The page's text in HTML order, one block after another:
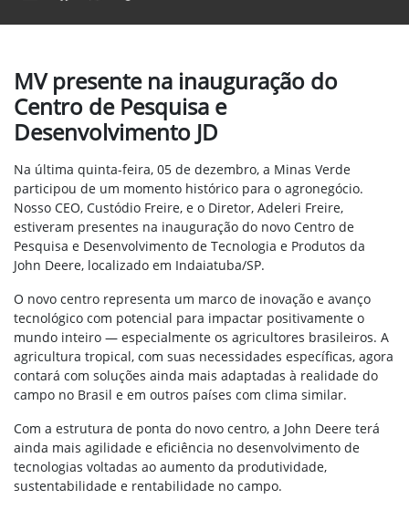
MV presente na inauguração do
Centro de Pesquisa e
Desenvolvimento JD
Na última quinta-feira, 05 de dezembro, a Minas Verde
participou de um momento histórico para o agronegócio.
Nosso CEO, Custódio Freire, e o Diretor, Adeleri Freire,
estiveram presentes na inauguração do novo Centro de
Pesquisa e Desenvolvimento de Tecnologia e Produtos da
John Deere, localizado em Indaiatuba/SP.
O novo centro representa um marco de inovação e avanço
tecnológico com potencial para impactar positivamente o
mundo inteiro — especialmente os agricultores brasileiros. A
agricultura tropical, com suas necessidades específicas, agora
contará com soluções ainda mais adaptadas à realidade do
campo no Brasil e em outros países com clima similar.
Com a estrutura de ponta do novo centro, a John Deere terá
ainda mais agilidade e eficiência no desenvolvimento de
tecnologias voltadas ao aumento da produtividade,
sustentabilidade e rentabilidade no campo.